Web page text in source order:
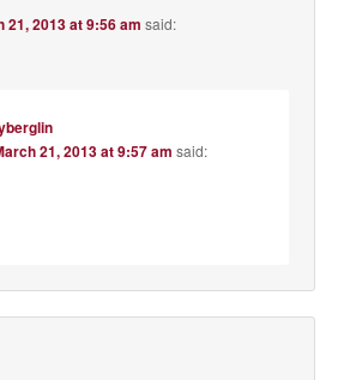
21, 2013 at 9:56 am said:
21, 2013 at 9:57 am said: